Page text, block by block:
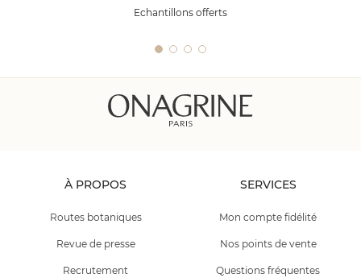
Echantillons offerts
À PROPOS
Routes botaniques
Revue de presse
Recrutement
SERVICES
Mon compte fidélité
Nos points de vente
Questions fréquentes